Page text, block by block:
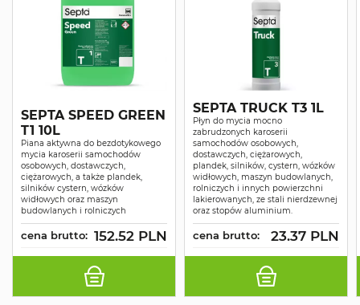
SEPTA SPEED GREEN
T1 10L
Piana aktywna do bezdotykowego
mycia karoserii samochodów
osobowych, dostawczych,
ciężarowych, a także plandek,
silników cystern, wózków
widłowych oraz maszyn
budowlanych i rolniczych
cena brutto: 152.52 PLN
SEPTA TRUCK T3 1L
Płyn do mycia mocno
zabrudzonych karoserii
samochodów osobowych,
dostawczych, ciężarowych,
plandek, silników, cystern, wózków
widłowych, maszyn budowlanych,
rolniczych i innych powierzchni
lakierowanych, ze stali nierdzewnej
oraz stopów aluminium.
cena brutto: 23.37 PLN